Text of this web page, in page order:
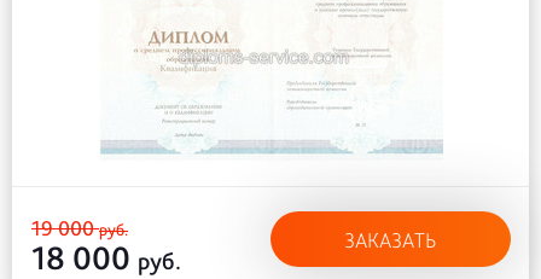
19 000руб.
18 000 руб.
ЗАКАЗАТЬ